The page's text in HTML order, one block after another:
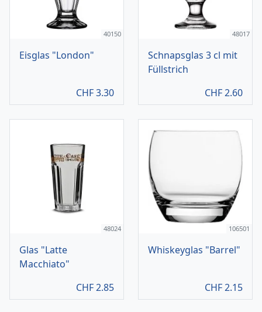
40150
Eisglas "London"
CHF3.30
48017
Schnapsglas 3 cl mit
Füllstrich
CHF2.60
48024
Glas "Latte
Macchiato"
CHF2.85
106501
Whiskeyglas "Barrel"
CHF2.15